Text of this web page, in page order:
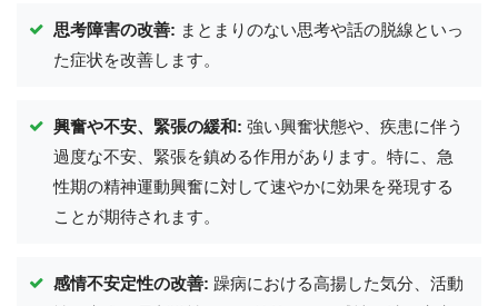
思考障害の改善: まとまりのない思考や話の脱線といっ
た症状を改善します。
興奮や不安、緊張の緩和: 強い興奮状態や、疾患に伴う
過度な不安、緊張を鎮める作用があります。特に、急
性期の精神運動興奮に対して速やかに効果を発現する
ことが期待されます。
感情不安定性の改善: 躁病における高揚した気分、活動